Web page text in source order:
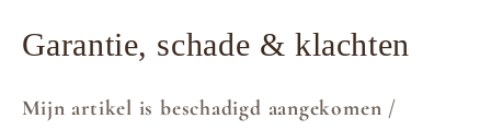
Garantie, schade & klachten
Mijn artikel is beschadigd aangekomen /